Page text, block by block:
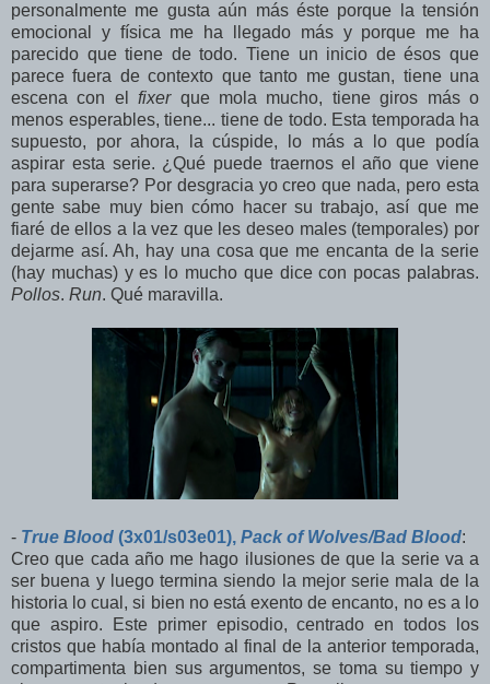
personalmente me gusta aún más éste porque la tensión
emocional y física me ha llegado más y porque me ha
parecido que tiene de todo. Tiene un inicio de ésos que
parece fuera de contexto que tanto me gustan, tiene una
escena con elfixerque mola mucho, tiene giros más o
menos esperables, tiene... tiene de todo. Esta temporada ha
supuesto, por ahora, la cúspide, lo más a lo que podía
aspirar esta serie. ¿Qué puede traernos el año que viene
para superarse? Por desgracia yo creo que nada, pero esta
gente sabe muy bien cómo hacer su trabajo, así que me
fiaré de ellos a la vez que les deseo males (temporales) por
dejarme así. Ah, hay una cosa que me encanta de la serie
(hay muchas) y es lo mucho que dice con pocas palabras.
Pollos. Run. Qué maravilla.
- True Blood (3x01/s03e01), Pack of Wolves/Bad Blood:
Creo que cada año me hago ilusiones de que la serie va a
ser buena y luego termina siendo la mejor serie mala de la
historia lo cual, si bien no está exento de encanto, no es a lo
que aspiro. Este primer episodio, centrado en todos los
cristos que había montado al final de la anterior temporada,
compartimenta bien sus argumentos, se toma su tiempo y